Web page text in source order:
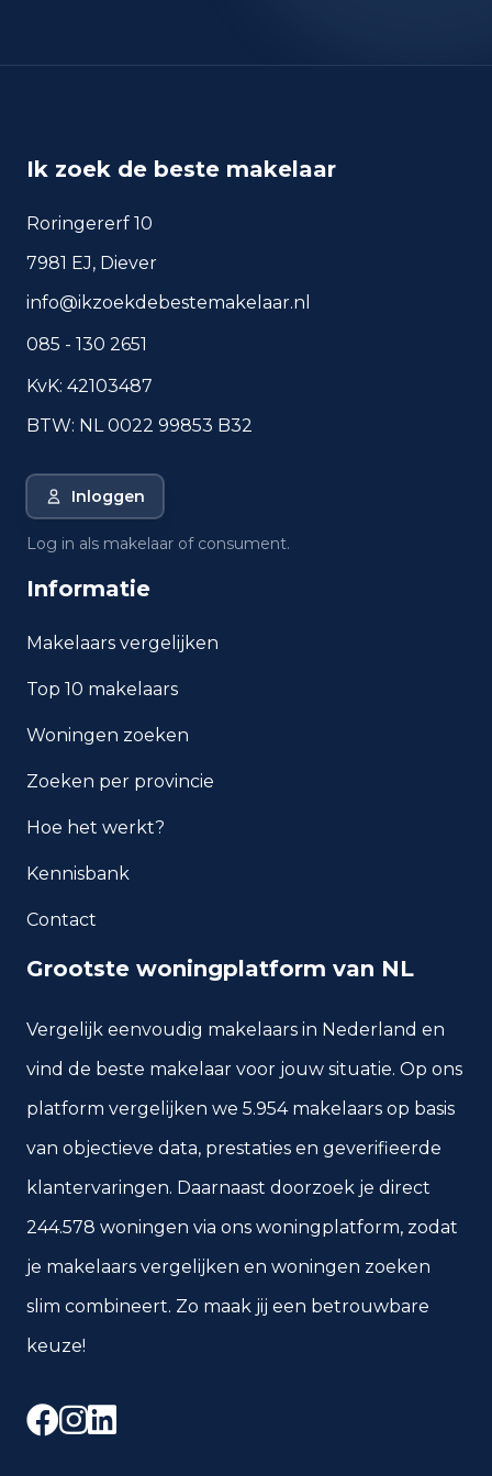
Beverwijk.
Veelgestelde vragen over
wonen in Beverwijk
plaatscijfers, handig voor een snelle
Hoeveel inwoners heeft
Wat is de gemiddelde WOZ-
Wat is het gemiddelde
Beverwijk?
Hoe veilig is wonen in
Welke woningtypen komen
het meest voor in Beverwijk?
Ik zoek de beste makelaar
Roringererf 10
7981 EJ, Diever
info@ikzoekdebestemakelaar.nl
085 - 130 2651
KvK: 42103487
BTW: NL 0022 99853 B32
Inloggen
Log in als makelaar of consument.
Informatie
Makelaars vergelijken
Top 10 makelaars
Woningen zoeken
Zoeken per provincie
Hoe het werkt?
Kennisbank
Contact
Grootste woningplatform van NL
Vergelijk eenvoudig makelaars in Nederland en
vind de beste makelaar voor jouw situatie. Op ons
platform vergelijken we 5.954 makelaars op basis
van objectieve data, prestaties en geverifieerde
klantervaringen. Daarnaast doorzoek je direct
244.578 woningen via ons woningplatform, zodat
je makelaars vergelijken en woningen zoeken
slim combineert. Zo maak jij een betrouwbare
keuze!
Facebook
Instagram
LinkedIn